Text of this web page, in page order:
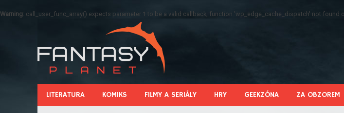
Warning: call_user_func_array() expects parameter 1 to be a valid callback, function 'wp_edge_cache_dispatch' not found
LITERATURA KOMIKS FILMY A SERIÁLY HRY GEEKZÓNA ZA OBZOREM